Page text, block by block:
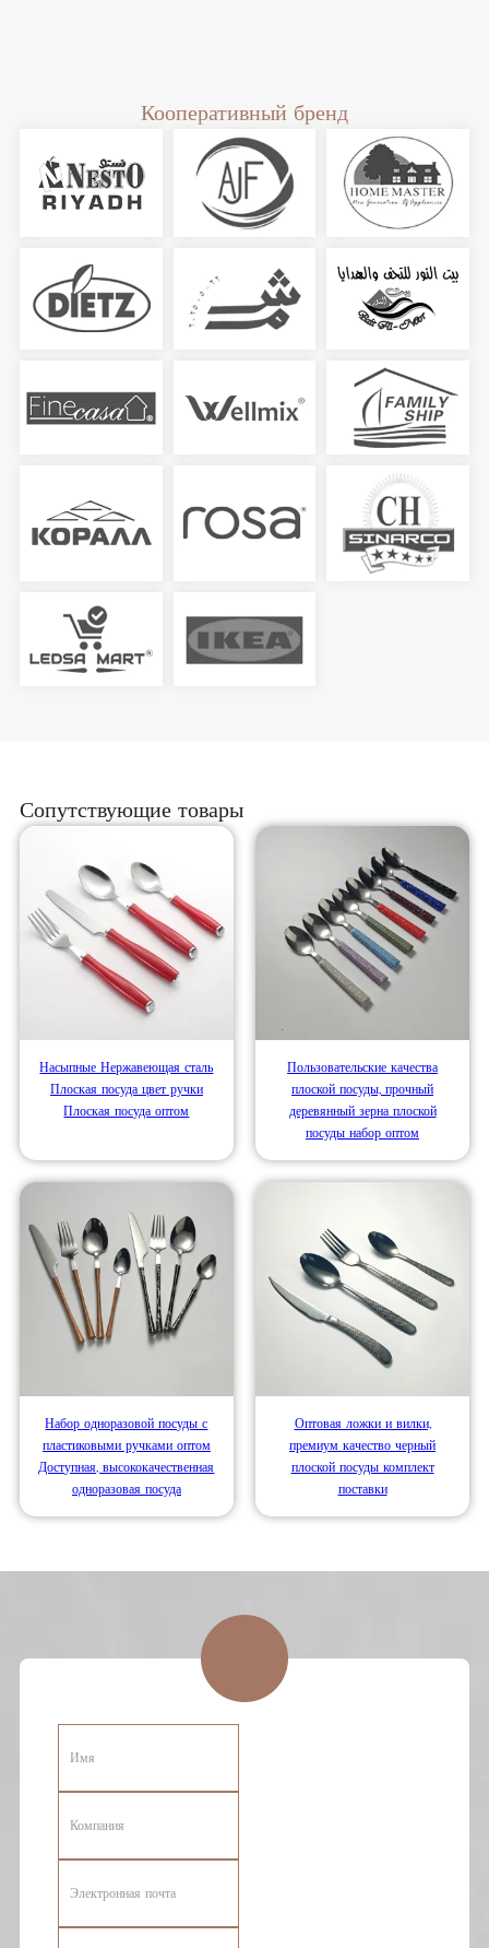
Кооперативный бренд
Сопутствующие товары
Насыпные Нержавеющая сталь
Плоская посуда цвет ручки
Плоская посуда оптом
Пользовательские качества
плоской посуды, прочный
деревянный зерна плоской
посуды набор оптом
Набор одноразовой посуды с
пластиковыми ручками оптом
Доступная, высококачественная
одноразовая посуда
Оптовая ложки и вилки,
премиум качество черный
плоской посуды комплект
поставки